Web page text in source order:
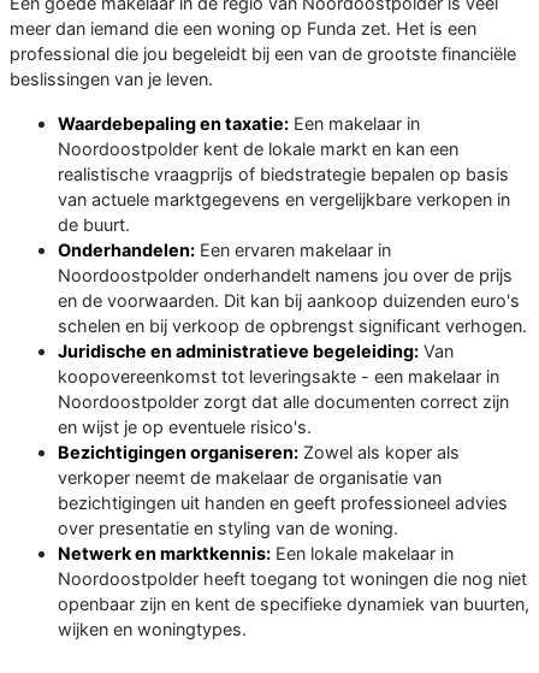
meer dan iemand die een woning op Funda zet. Het is een
professional die jou begeleidt bij een van de grootste financiële
beslissingen van je leven.
Waardebepaling en taxatie: Een makelaar in
Noordoostpolder kent de lokale markt en kan een
realistische vraagprijs of biedstrategie bepalen op basis
van actuele marktgegevens en vergelijkbare verkopen in
de buurt.
Onderhandelen: Een ervaren makelaar in
Noordoostpolder onderhandelt namens jou over de prijs
en de voorwaarden. Dit kan bij aankoop duizenden euro's
schelen en bij verkoop de opbrengst significant verhogen.
Juridische en administratieve begeleiding: Van
koopovereenkomst tot leveringsakte - een makelaar in
Noordoostpolder zorgt dat alle documenten correct zijn
en wijst je op eventuele risico's.
Bezichtigingen organiseren: Zowel als koper als
verkoper neemt de makelaar de organisatie van
bezichtigingen uit handen en geeft professioneel advies
over presentatie en styling van de woning.
Netwerk en marktkennis: Een lokale makelaar in
Noordoostpolder heeft toegang tot woningen die nog niet
openbaar zijn en kent de specifieke dynamiek van buurten,
wijken en woningtypes.